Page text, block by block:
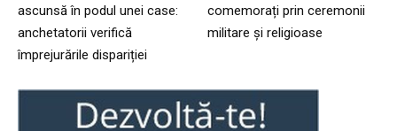
ascunsă în podul unei case:
anchetatorii verifică
împrejurările dispariției
comemorați prin ceremonii
militare și religioase